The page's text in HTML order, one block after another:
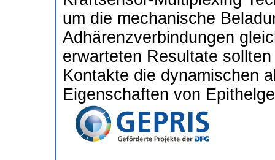
um die mechanische
Adhärenzverbindungen
erwarteten Resultate
Kontakte die dynamischen
Eigenschaften von